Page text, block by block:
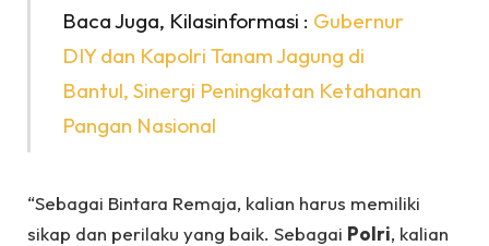
Baca Juga, Kilasinformasi : Gubernur
DIY dan Kapolri Tanam Jagung di
Bantul, Sinergi Peningkatan Ketahanan
Pangan Nasional
“Sebagai Bintara Remaja, kalian harus memiliki
sikap dan perilaku yang baik. Sebagai Polri, kalian